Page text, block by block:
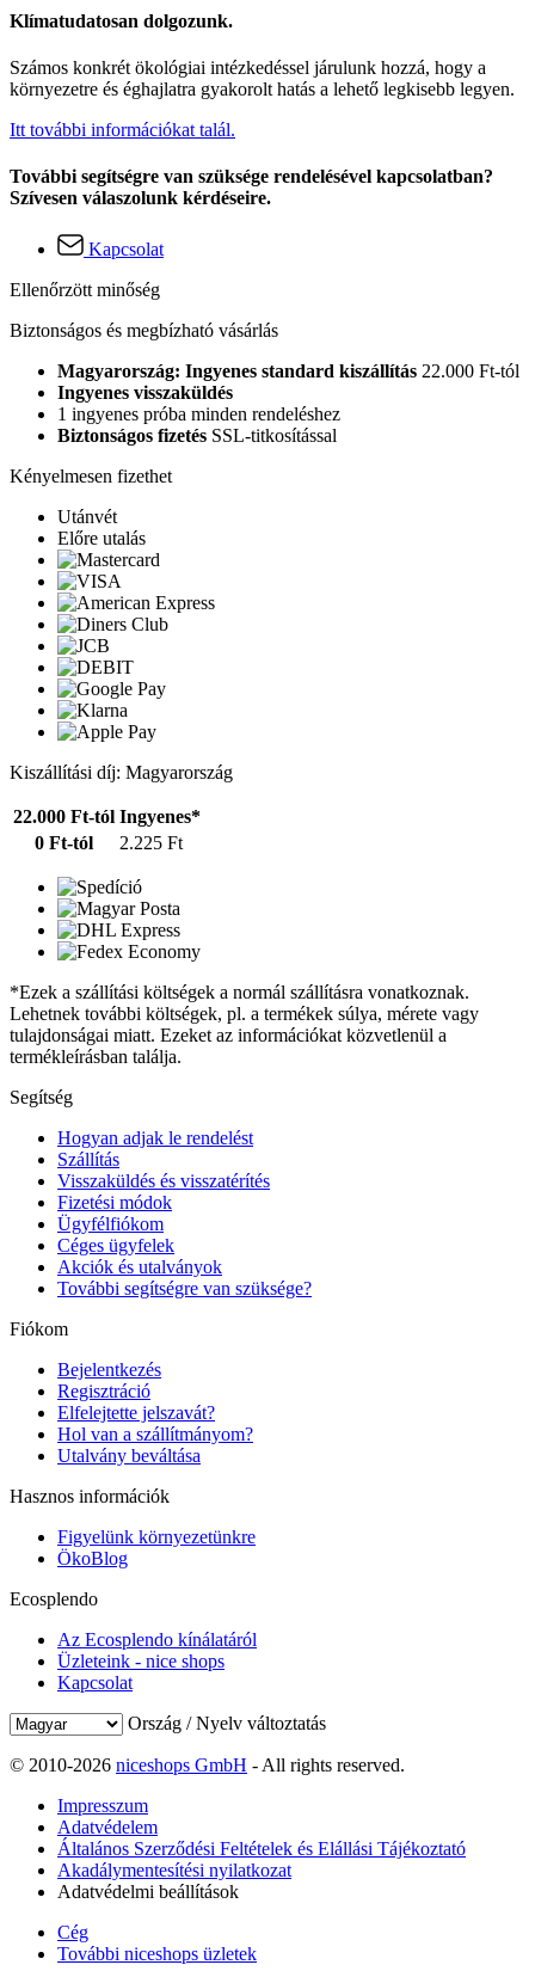
Klímatudatosan dolgozunk.
Számos konkrét ökológiai intézkedéssel járulunk hozzá, hogy a
környezetre és éghajlatra gyakorolt hatás a lehető legkisebb legyen.
Itt további információkat talál.
További segítségre van szüksége rendelésével kapcsolatban?
Szívesen válaszolunk kérdéseire.
Kapcsolat
Ellenőrzött minőség
Biztonságos és megbízható vásárlás
Magyarország: Ingyenes standard kiszállítás 22.000 Ft-tól
Ingyenes visszaküldés
1 ingyenes próba minden rendeléshez
Biztonságos fizetés SSL-titkosítással
Kényelmesen fizethet
Utánvét
Előre utalás
Kiszállítási díj: Magyarország
22.000 Ft-tól Ingyenes*
0 Ft-tól
2.225 Ft
*Ezek a szállítási költségek a normál szállításra vonatkoznak.
Lehetnek további költségek, pl. a termékek súlya, mérete vagy
tulajdonságai miatt. Ezeket az információkat közvetlenül a
termékleírásban találja.
Segítség
Hogyan adjak le rendelést
Szállítás
Visszaküldés és visszatérítés
Fizetési módok
Ügyfélfiókom
Céges ügyfelek
Akciók és utalványok
További segítségre van szüksége?
Fiókom
Bejelentkezés
Regisztráció
Elfelejtette jelszavát?
Hol van a szállítmányom?
Utalvány beváltása
Hasznos információk
Figyelünk környezetünkre
ÖkoBlog
Ecosplendo
Az Ecosplendo kínálatáról
Üzleteink - nice shops
Kapcsolat
Ország / Nyelv változtatás
© 2010-2026 niceshops GmbH - All rights reserved.
Impresszum
Adatvédelem
Általános Szerződési Feltételek és Elállási Tájékoztató
Akadálymentesítési nyilatkozat
Adatvédelmi beállítások
Cég
További niceshops üzletek